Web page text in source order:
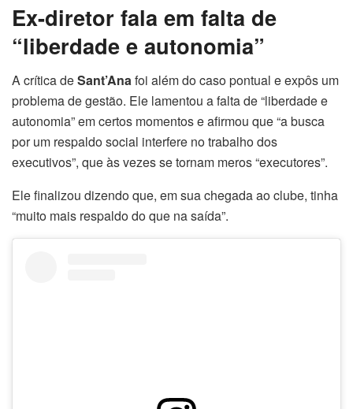
Ex-diretor fala em falta de
“liberdade e autonomia”
A crítica deSant’Anafoi além do caso pontual e expôs um
problema de gestão. Ele lamentou a falta de “liberdade e
autonomia” em certos momentos e afirmou que “a busca
por um respaldo social interfere no trabalho dos
executivos”, que às vezes se tornam meros “executores”.
Ele finalizou dizendo que, em sua chegada ao clube, tinha
“muito mais respaldo do que na saída”.